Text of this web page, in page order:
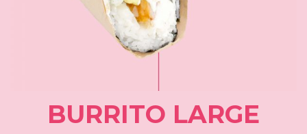
BURRITO LARGE